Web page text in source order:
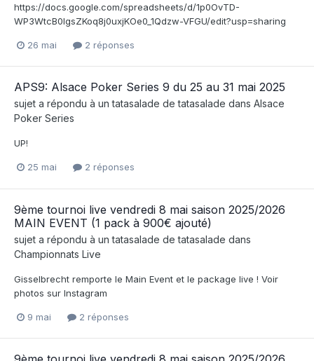
https://docs.google.com/spreadsheets/d/1p0OvTD-
WP3WtcB0lgsZKoq8j0uxjKOe0_1Qdzw-VFGU/edit?usp=sharing
26 mai 2 réponses
APS9: Alsace Poker Series 9 du 25 au 31 mai 2025
sujet a répondu à untatasalade detatasalade dans Alsace
Poker Series
UP!
25 mai 2 réponses
9ème tournoi live vendredi 8 mai saison 2025/2026
MAIN EVENT (1 pack à 900€ ajouté)
sujet a répondu à untatasalade detatasalade dans
Championnats Live
Gisselbrecht remporte le Main Event et le package live ! Voir
photos sur Instagram
9 mai 2 réponses